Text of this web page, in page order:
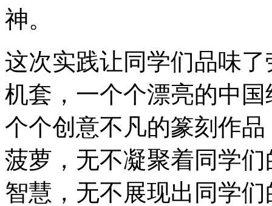
神。
这次实践让同学们品味
机套，一个个漂亮的中
个个创意不凡的篆刻作
菠萝，无不凝聚着同学
智慧，无不展现出同学